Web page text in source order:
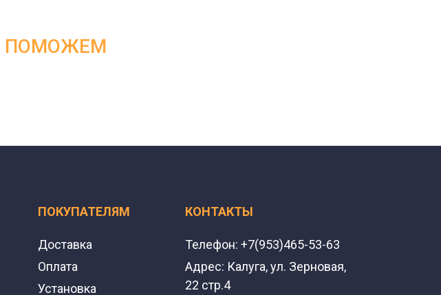
ПОМОЖЕМ
ПОКУПАТЕЛЯМ
Доставка
Оплата
Установка
КОНТАКТЫ
Телефон: +7(953)465-53-63
Адрес: Калуга, ул. Зерновая,
22 стр.4